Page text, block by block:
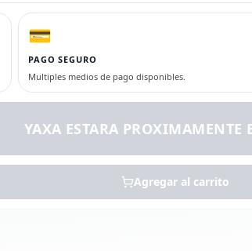
💳
PAGO SEGURO
Multiples medios de pago disponibles.
YAXA ESTARA PROXIMAMENTE
Agregar al carrito